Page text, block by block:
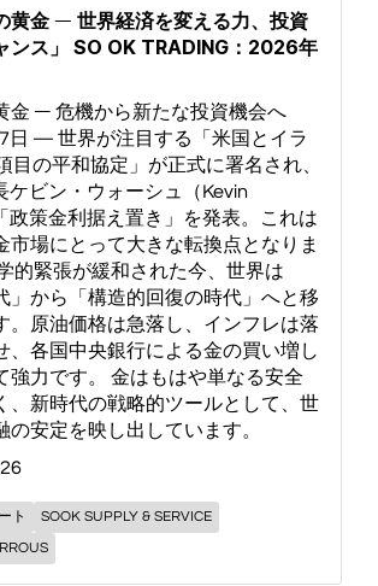
黄金 ― 世界経済を変える力、投資
ンス」 SO OK TRADING：2026年
金 ― 危機から新たな投資機会へ
日 — 世界が注目する「米国とイラ
目の平和協定」が正式に署名され、
ケビン・ウォーシュ（Kevin
政策金利据え置き」を発表。これは
市場にとって大きな転換点となりま
的緊張が緩和された今、世界は
」から「構造的回復の時代」へと移
。原油価格は急落し、インフレは落
、各国中央銀行による金の買い増し
強力です。 金はもはや単なる安全
、新時代の戦略的ツールとして、世
の安定を映し出しています。
ト
SOOK SUPPLY & SERVICE